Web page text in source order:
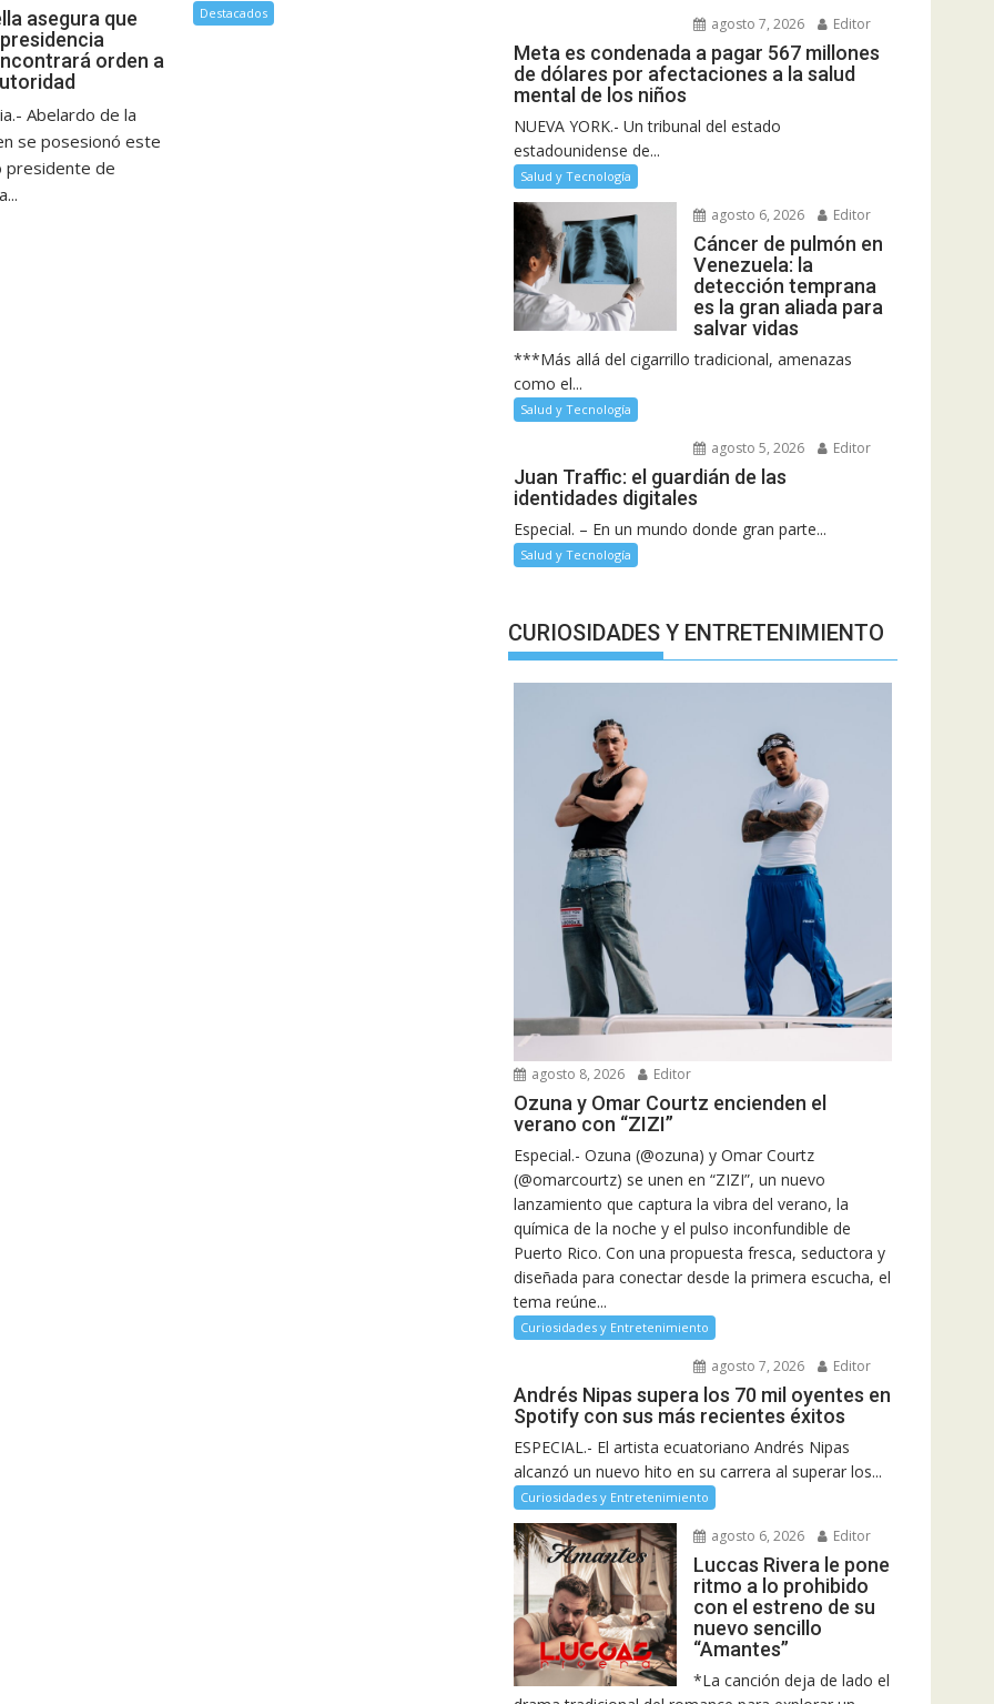
asegura que
orden a
Abelardo de la
se posesionó este
presidente de
Destacados
agosto 7, 2026 Editor
Meta es condenada a pagar 567 millones
de dólares por afectaciones a la salud
mental de los niños
NUEVA YORK.- Un tribunal del estado
estadounidense de...
Salud y Tecnología
agosto 6, 2026 Editor
Cáncer de pulmón en
Venezuela: la
detección temprana
es la gran aliada para
salvar vidas
***Más allá del cigarrillo tradicional, amenazas
como el...
Salud y Tecnología
agosto 5, 2026 Editor
Juan Traffic: el guardián de las
identidades digitales
Especial. – En un mundo donde gran parte...
Salud y Tecnología
CURIOSIDADES Y ENTRETENIMIENTO
agosto 8, 2026 Editor
Ozuna y Omar Courtz encienden el
verano con “ZIZI”
Especial.- Ozuna (@ozuna) y Omar Courtz
(@omarcourtz) se unen en “ZIZI”, un nuevo
lanzamiento que captura la vibra del verano, la
química de la noche y el pulso inconfundible de
Puerto Rico. Con una propuesta fresca, seductora y
diseñada para conectar desde la primera escucha, el
tema reúne...
Curiosidades y Entretenimiento
agosto 7, 2026 Editor
Andrés Nipas supera los 70 mil oyentes en
Spotify con sus más recientes éxitos
ESPECIAL.- El artista ecuatoriano Andrés Nipas
alcanzó un nuevo hito en su carrera al superar los...
Curiosidades y Entretenimiento
agosto 6, 2026 Editor
Luccas Rivera le pone
ritmo a lo prohibido
con el estreno de su
nuevo sencillo
“Amantes”
*La canción deja de lado el